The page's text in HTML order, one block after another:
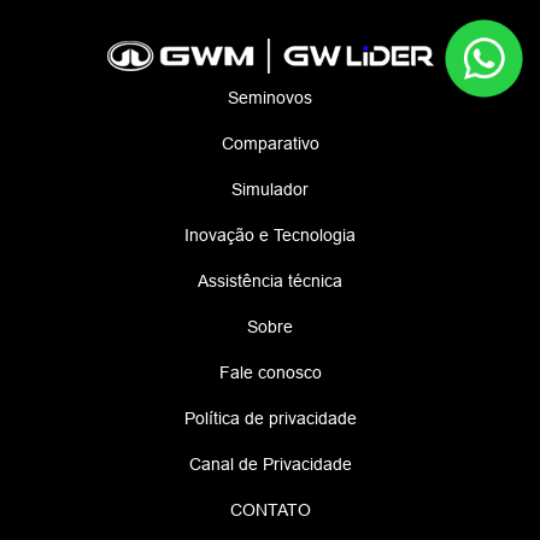
Seminovos
Comparativo
Simulador
Inovação e Tecnologia
Assistência técnica
Sobre
Fale conosco
Política de privacidade
Canal de Privacidade
CONTATO